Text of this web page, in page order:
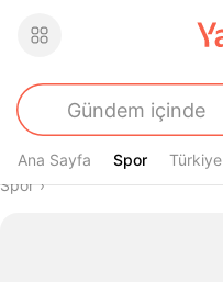
Ana Sayfa Spor
Spor Türkiye
Buradasın
Spor›